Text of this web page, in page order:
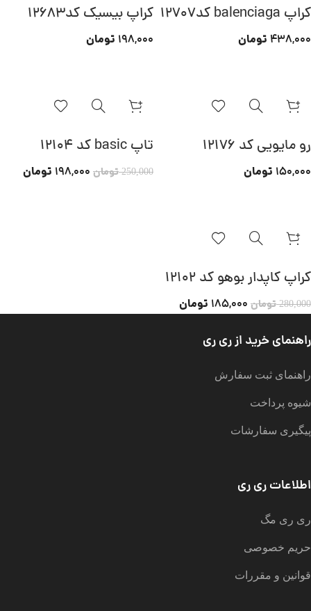
کراپ balenciaga کد12707
438,000 تومان
کراپ بیسیک کد12683
198,000 تومان
رو مایویی کد 12176
150,000 تومان
تاپ basic کد 12104
250,000 تومان 198,000 تومان
کراپ کاپدار بوهو کد 12102
280,000 تومان 185,000 تومان
راهنمای خرید از ری ری
راهنمای ثبت سفارش
شیوه پرداخت
پیگیری سفارشات
اطلاعات ری ری
ری ری مگ
حریم خصوصی
قوانین و مقررات